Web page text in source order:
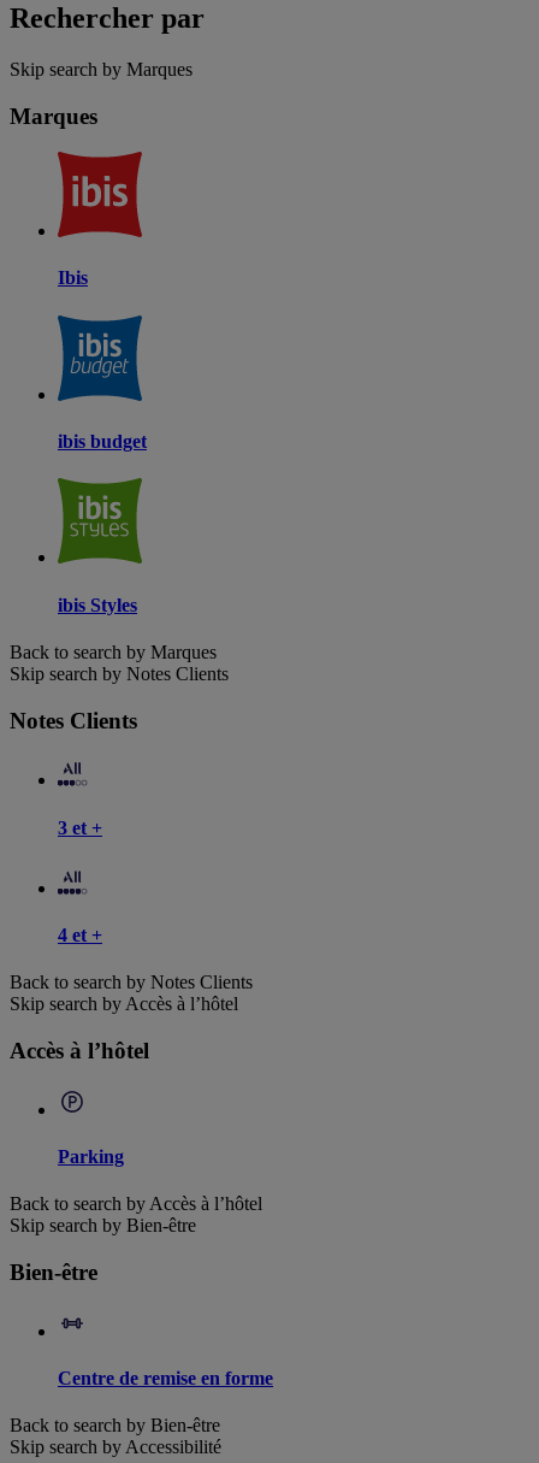
Rechercher par
Skip search by Marques
Marques
Ibis
ibis budget
ibis Styles
Back to search by Marques
Skip search by Notes Clients
Notes Clients
3 et +
4 et +
Back to search by Notes Clients
Skip search by Accès à l’hôtel
Accès à l’hôtel
Parking
Back to search by Accès à l’hôtel
Skip search by Bien-être
Bien-être
Centre de remise en forme
Back to search by Bien-être
Skip search by Accessibilité